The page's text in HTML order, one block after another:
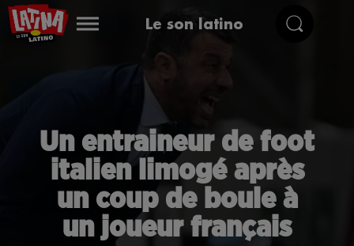
Le son latino
Un entraineur de foot
italien limogé après
un coup de boule à
un joueur français